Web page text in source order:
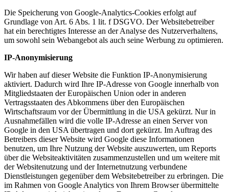
Die Speicherung von Google-Analytics-Cookies erfolgt auf
Grundlage von Art. 6 Abs. 1 lit. f DSGVO. Der Websitebetreiber
hat ein berechtigtes Interesse an der Analyse des Nutzerverhaltens,
um sowohl sein Webangebot als auch seine Werbung zu optimieren.
IP-Anonymisierung
Wir haben auf dieser Website die Funktion IP-Anonymisierung
aktiviert. Dadurch wird Ihre IP-Adresse von Google innerhalb von
Mitgliedstaaten der Europäischen Union oder in anderen
Vertragsstaaten des Abkommens über den Europäischen
Wirtschaftsraum vor der Übermittlung in die USA gekürzt. Nur in
Ausnahmefällen wird die volle IP-Adresse an einen Server von
Google in den USA übertragen und dort gekürzt. Im Auftrag des
Betreibers dieser Website wird Google diese Informationen
benutzen, um Ihre Nutzung der Website auszuwerten, um Reports
über die Websiteaktivitäten zusammenzustellen und um weitere mit
der Websitenutzung und der Internetnutzung verbundene
Dienstleistungen gegenüber dem Websitebetreiber zu erbringen. Die
im Rahmen von Google Analytics von Ihrem Browser übermittelte